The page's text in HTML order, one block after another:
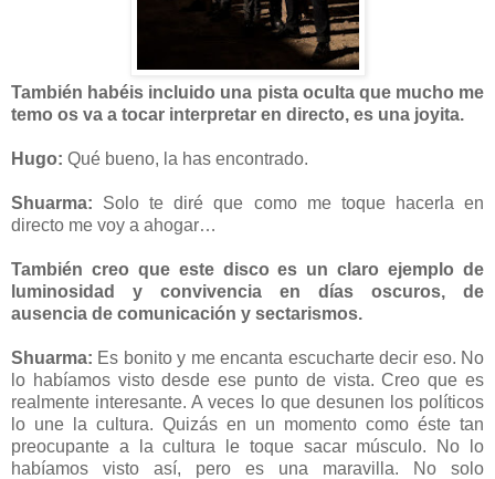
También habéis incluido una pista oculta que mucho me
temo os va a tocar interpretar en directo, es una joyita.
Hugo: Qué bueno, la has encontrado.
Shuarma: Solo te diré que como me toque hacerla en
directo me voy a ahogar…
También creo que este disco es un claro ejemplo de
luminosidad y convivencia en días oscuros, de
ausencia de comunicación y sectarismos.
Shuarma: Es bonito y me encanta escucharte decir eso. No
lo habíamos visto desde ese punto de vista. Creo que es
realmente interesante. A veces lo que desunen los políticos
lo une la cultura. Quizás en un momento como éste tan
preocupante a la cultura le toque sacar músculo. No lo
habíamos visto así, pero es una maravilla. No solo